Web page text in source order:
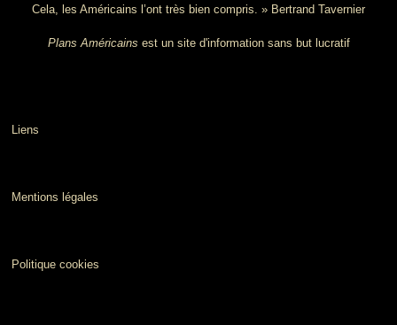
Cela, les Américains l’ont très bien compris. » Bertrand Tavernier
Plans Américains est un site d'information sans but lucratif
Liens
Mentions légales
Politique cookies